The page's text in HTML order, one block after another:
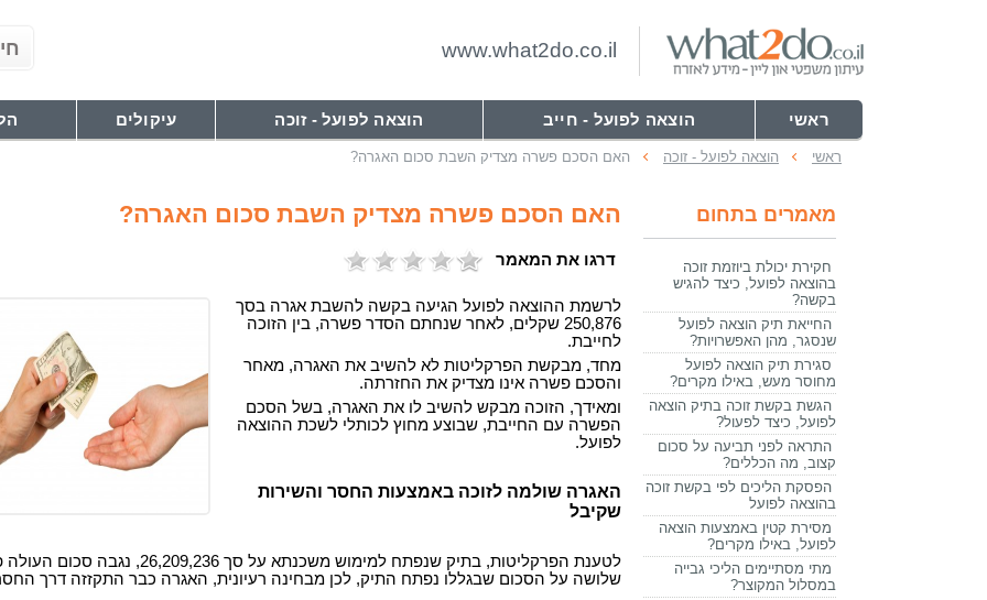
www.what2do.co.il
ראשי הוצאה לפועל - חייב הוצאה לפועל - זוכה עיקולים
ראשי הוצאה לפועל - זוכה האם הסכם פשרה מצדיק השבת סכום האגרה?
האם הסכם פשרה מצדיק השבת סכום האגרה?
דרגו את המאמר
לרשמת ההוצאה לפועל הגיעה בקשה להשבת אגרה בסך
250,876 שקלים, לאחר שנחתם הסדר פשרה, בין הזוכה
לחייבת.
מחד, מבקשת הפרקליטות לא להשיב את האגרה, מאחר
והסכם פשרה אינו מצדיק את החזרתה.
ומאידך, הזוכה מבקש להשיב לו את האגרה, בשל הסכם
הפשרה עם החייבת, שבוצע מחוץ לכותלי לשכת ההוצאה
לפועל.
האגרה שולמה לזוכה באמצעות החסר והשירות
שקיבל
לטענת הפרקליטות, בתיק שנפתח למימוש משכנתא על סך 26,209,236, נגבה סכום
שלושה על הסכום שבגללו נפתח התיק, לכן מבחינה רעיונית, האגרה כבר התקזזה דרך
מאמרים בתחום
חקירת יכולת ביוזמת זוכה
בהוצאה לפועל, כיצד להגיש
בקשה?
החייאת תיק הוצאה לפועל
שנסגר, מהן האפשרויות?
סגירת תיק הוצאה לפועל
מחוסר מעש, באילו מקרים?
הגשת בקשת זוכה בתיק הוצאה
לפועל, כיצד לפעול?
התראה לפני תביעה על סכום
קצוב, מה הכללים?
הפסקת הליכים לפי בקשת זוכה
בהוצאה לפועל
מסירת קטין באמצעות הוצאה
לפועל, באילו מקרים?
מתי מסתיימים הליכי גבייה
במסלול המקוצר?